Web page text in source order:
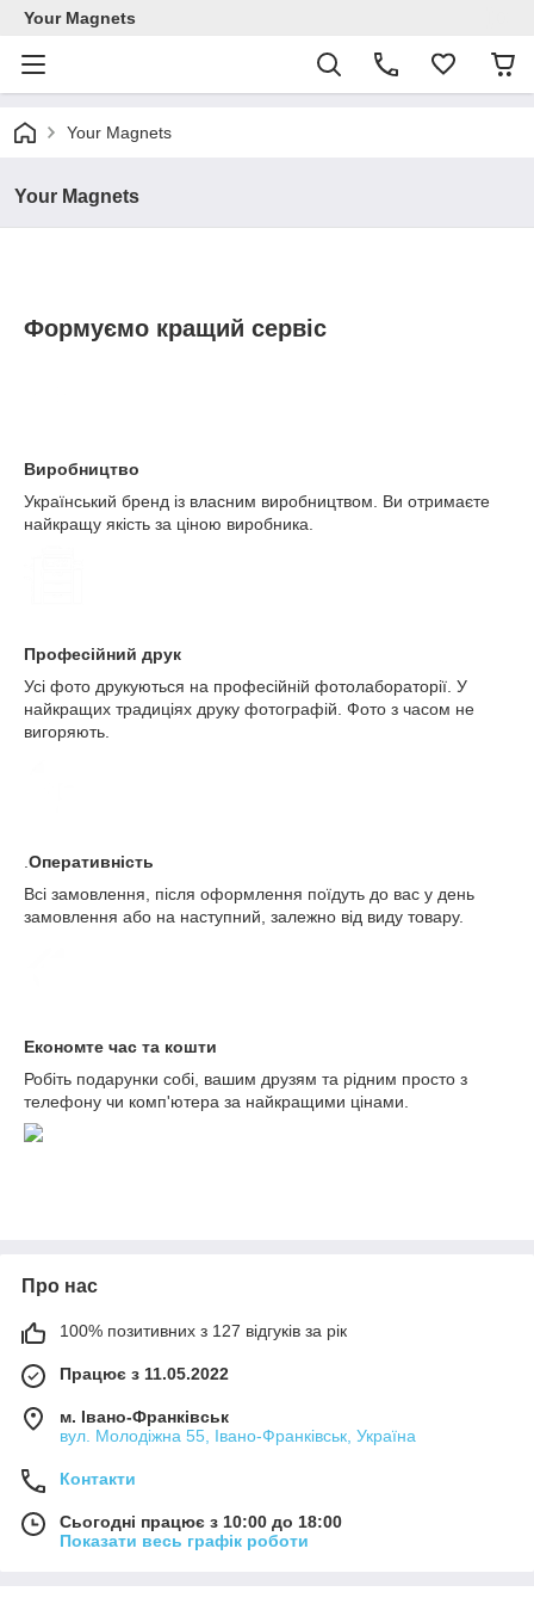
Your Magnets
Your Magnets
Your Magnets
Формуємо кращий сервіс
Виробництво
Український бренд із власним виробництвом. Ви отримаєте
найкращу якість за ціною виробника.
Професійний друк
Усі фото друкуються на професійній фотолабораторії. У
найкращих традиціях друку фотографій. Фото з часом не
вигоряють.
Оперативність
Всі замовлення, після оформлення поїдуть до вас у день
замовлення або на наступний, залежно від виду товару.
Економте час та кошти
Робіть подарунки собі, вашим друзям та рідним просто з
телефону чи комп'ютера за найкращими цінами.
Про нас
100% позитивних з 127 відгуків за рік
Працює з 11.05.2022
м. Івано-Франківськ
вул. Молодіжна 55, Івано-Франківськ, Україна
Контакти
Сьогодні працює з 10:00 до 18:00
Показати весь графік роботи